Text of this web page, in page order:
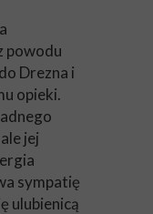
powodu
Drezna i
opieki.
jej
sympatię
ulubienicą